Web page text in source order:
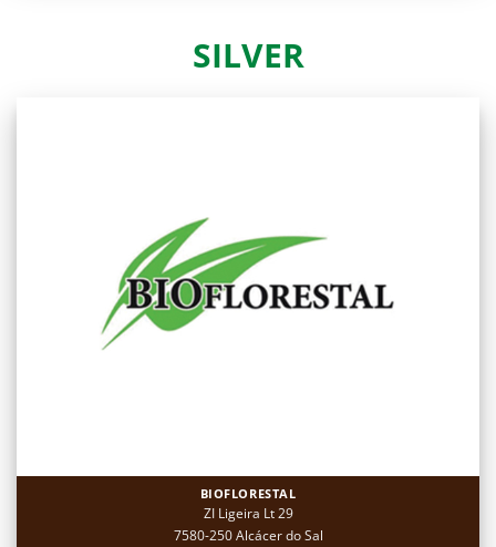
SILVER
BIOFLORESTAL
ZI Ligeira Lt 29
7580-250 Alcácer do Sal